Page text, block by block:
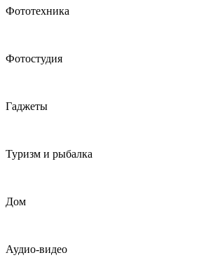
Фототехника
Фотостудия
Гаджеты
Туризм и рыбалка
Дом
Аудио-видео